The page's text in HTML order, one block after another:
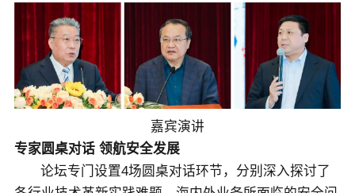
嘉宾演讲
专家圆桌对话 领航安全发展
论坛专门设置4场圆桌对话环节，分别深入探讨了